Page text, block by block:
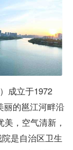
成立于1972
丽的邕江河畔沿
，空气清新，
是自治区卫生